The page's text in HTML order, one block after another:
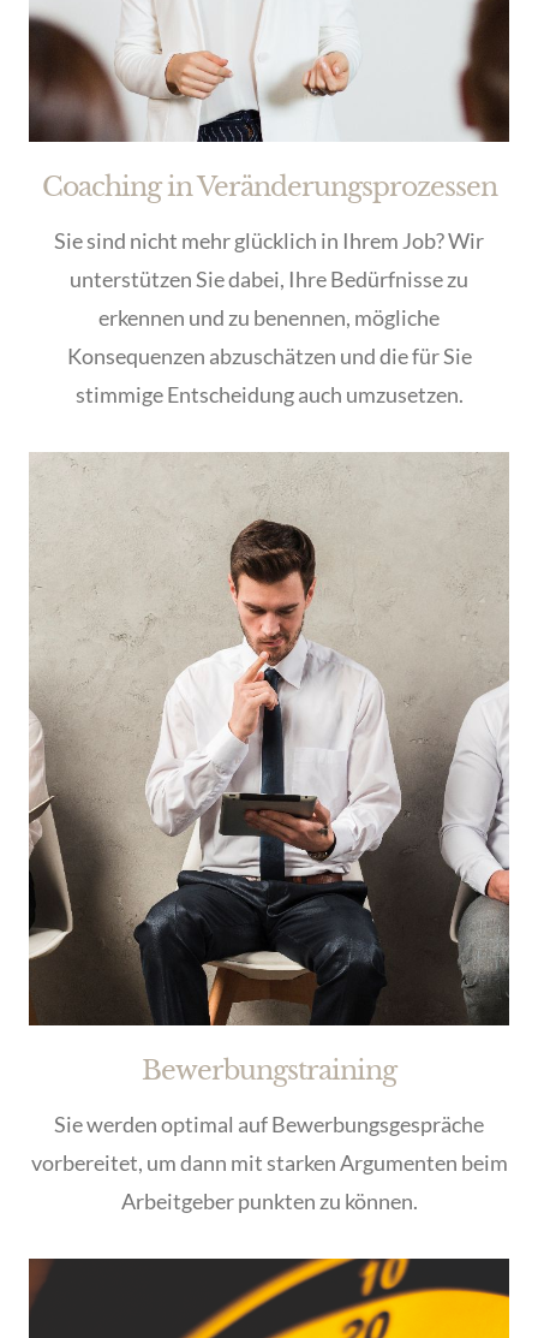
Coaching in Veränderungsprozessen
Sie sind nicht mehr glücklich in Ihrem Job? Wir
unterstützen Sie dabei, Ihre Bedürfnisse zu
erkennen und zu benennen, mögliche
Konsequenzen abzuschätzen und die für Sie
stimmige Entscheidung auch umzusetzen.
Bewerbungstraining
Sie werden optimal auf Bewerbungsgespräche
vorbereitet, um dann mit starken Argumenten beim
Arbeitgeber punkten zu können.